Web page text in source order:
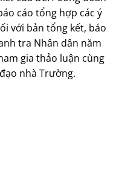
cáo tổng hợp các ý
với bản tổng kết, báo
tra Nhân dân năm
gia thảo luận cùng
nhà Trường.